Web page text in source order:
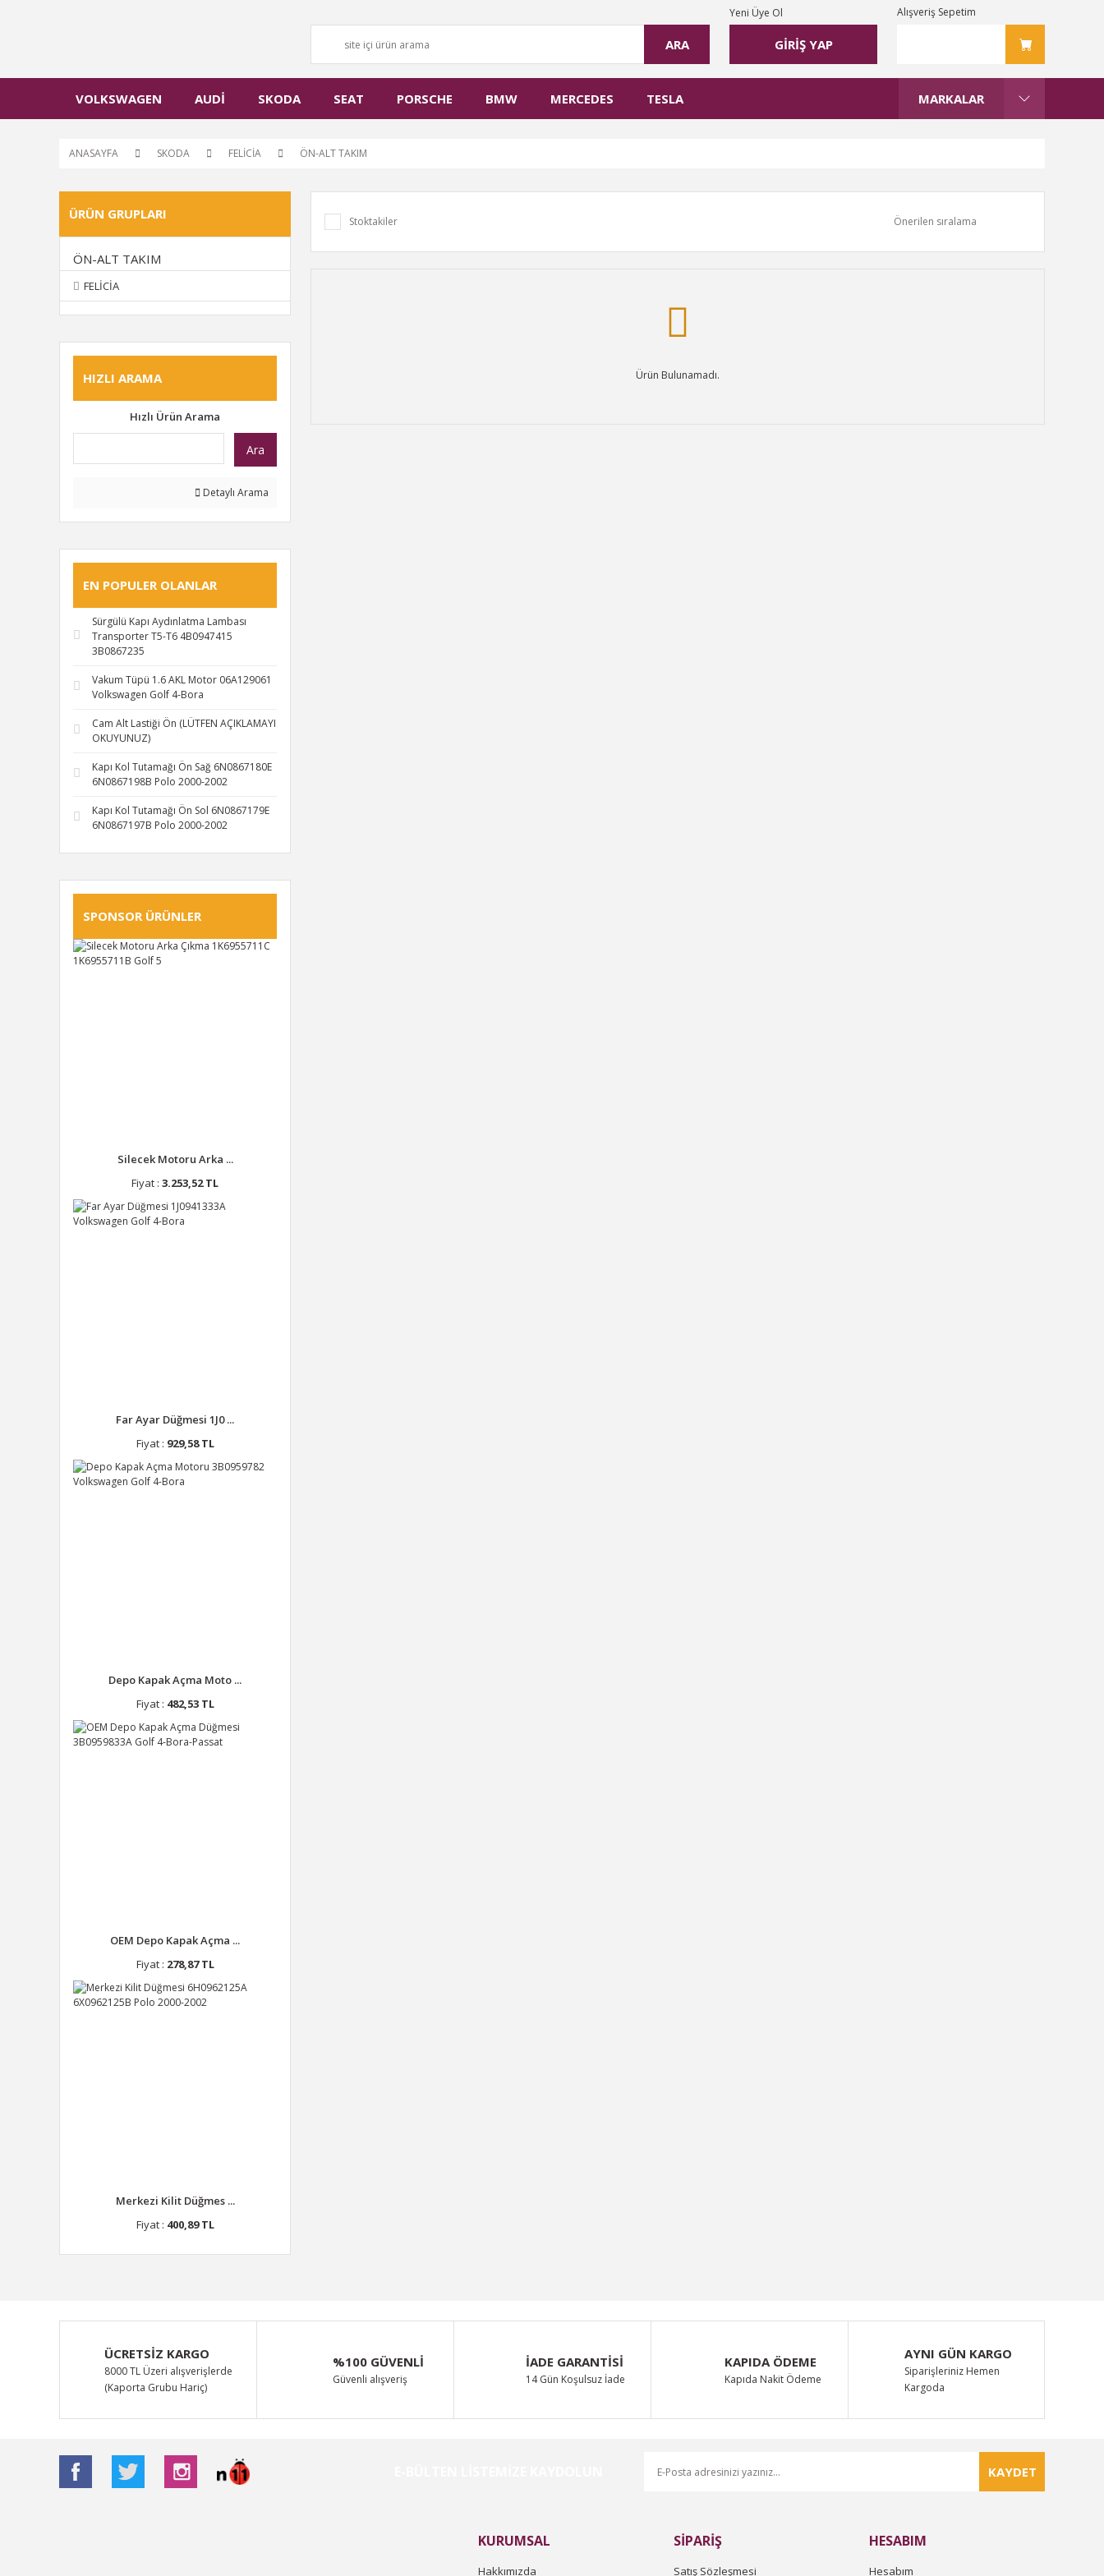
ARA GİRİŞ YAP
Yeni Üye Ol Alışveriş Sepetim
VOLKSWAGEN AUDİ SKODA SEAT PORSCHE BMW MERCEDES TESLA MARKALAR
ANASAYFA SKODA FELİCİA ÖN-ALT TAKIM
ÜRÜN GRUPLARI
ÖN-ALT TAKIM
FELİCİA
HIZLI ARAMA
Hızlı Ürün Arama
Ara
Detaylı Arama
EN POPULER OLANLAR
Sürgülü Kapı Aydınlatma Lambası
Transporter T5-T6 4B0947415
3B0867235
Vakum Tüpü 1.6 AKL Motor 06A129061
Volkswagen Golf 4-Bora
Cam Alt Lastiği Ön (LÜTFEN AÇIKLAMAYI
OKUYUNUZ)
Kapı Kol Tutamağı Ön Sağ 6N0867180E
6N0867198B Polo 2000-2002
Kapı Kol Tutamağı Ön Sol 6N0867179E
6N0867197B Polo 2000-2002
SPONSOR ÜRÜNLER
Silecek Motoru Arka ...
Fiyat : 3.253,52 TL
Far Ayar Düğmesi 1J0 ...
Fiyat : 929,58 TL
Depo Kapak Açma Moto ...
Fiyat : 482,53 TL
OEM Depo Kapak Açma ...
Fiyat : 278,87 TL
Merkezi Kilit Düğmes ...
Fiyat : 400,89 TL
Stoktakiler
Ürün Bulunamadı.
ÜCRETSİZ KARGO
8000 TL Üzeri alışverişlerde
(Kaporta Grubu Hariç)
%100 GÜVENLİ
Güvenli alışveriş
İADE GARANTİSİ
14 Gün Koşulsuz İade
KAPIDA ÖDEME
Kapıda Nakit Ödeme
AYNI GÜN KARGO
Siparişleriniz Hemen
Kargoda
KAYDET
KURUMSAL
Hakkımızda
SİPARİŞ
Satış Sözleşmesi
HESABIM
Hesabım